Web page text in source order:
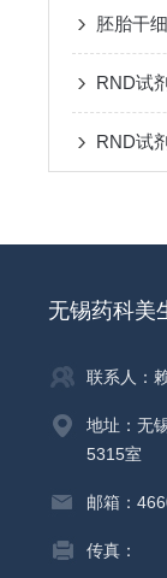
胚胎干
RND试
RND试
无锡药科美
联系人：
地址：无
5315室
邮箱：
传真：